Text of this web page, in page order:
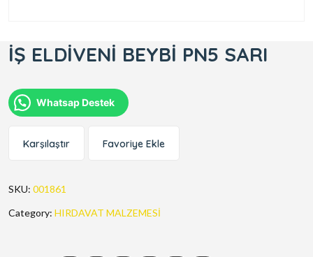
İŞ ELDİVENİ BEYBİ PN5 SARI
Whatsap Destek
Karşılaştır Favoriye Ekle
SKU: 001861
Category: HIRDAVAT MALZEMESİ